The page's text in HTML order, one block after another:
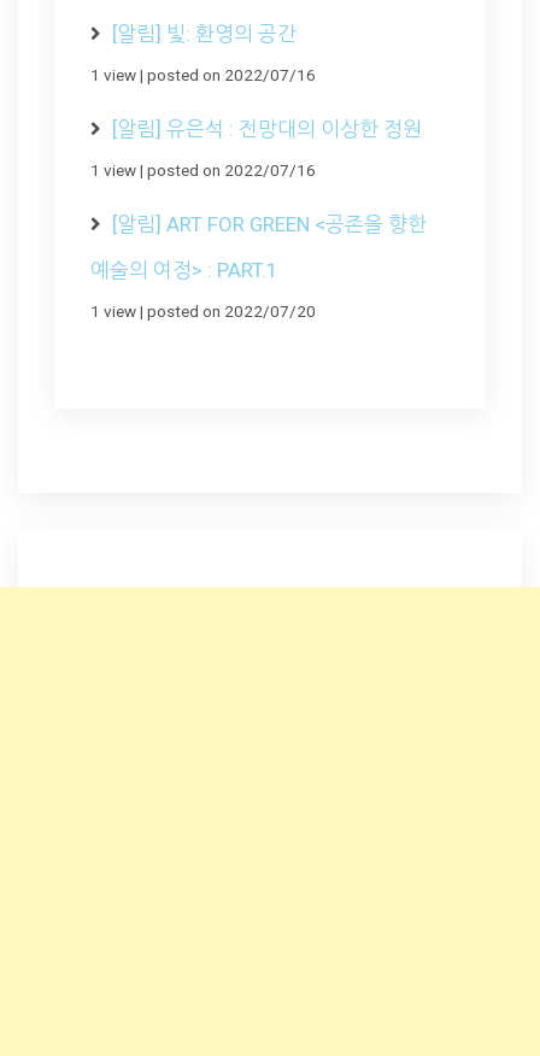
[알림] 빛: 환영의 공간
1 view| posted on 2022/07/16
[알림] 유은석 : 전망대의 이상한 정원
1 view| posted on 2022/07/16
[알림] ART FOR GREEN <공존을 향한
예술의 여정> : PART.1
1 view| posted on 2022/07/20